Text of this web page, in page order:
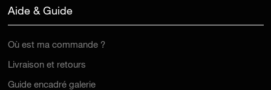
Aide & Guide
Où est ma commande ?
Livraison et retours
Guide encadré galerie